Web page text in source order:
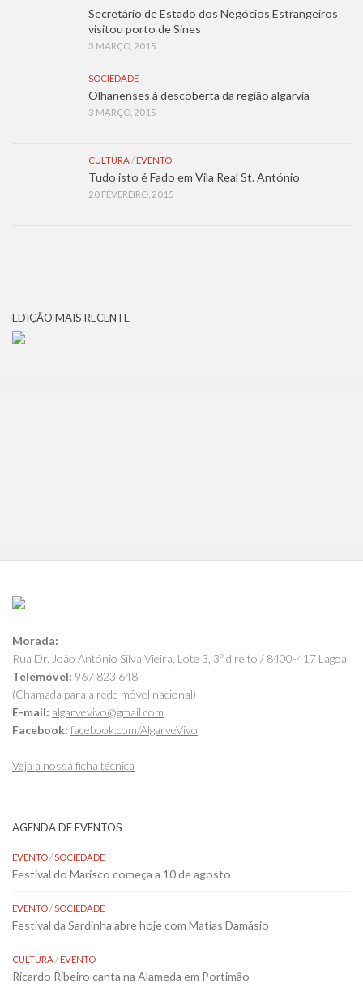
Secretário de Estado dos Negócios Estrangeiros
visitou porto de Sines
3 MARÇO, 2015
SOCIEDADE
Olhanenses à descoberta da região algarvia
3 MARÇO, 2015
CULTURA/ EVENTO
Tudo isto é Fado em Vila Real St. António
20 FEVEREIRO, 2015
EDIÇÃO MAIS RECENTE
Morada:
Rua Dr. João António Silva Vieira, Lote 3, 3º direito / 8400-417 Lagoa
Telemóvel: 967 823 648
(Chamada para a rede móvel nacional)
E-mail: algarvevivo@gmail.com
Facebook: facebook.com/AlgarveVivo
Veja a nossa ficha técnica
AGENDA DE EVENTOS
EVENTO/SOCIEDADE
Festival do Marisco começa a 10 de agosto
EVENTO/SOCIEDADE
Festival da Sardinha abre hoje com Matias Damásio
CULTURA/EVENTO
Ricardo Ribeiro canta na Alameda em Portimão